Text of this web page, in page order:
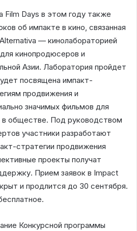
Film Days в этом году также
об импакте в кино, связанная
— кинолабораторией
кинопродюсеров и
Азии. Лаборатория пройдет
посвящена импакт-
продвижения и
значимых фильмов для
в обществе. Под руководством
участники разработают
стратегии продвижения
проекты получат
Прием заявок в Impact
и продлится до 30 сентября.
Конкурсной программы